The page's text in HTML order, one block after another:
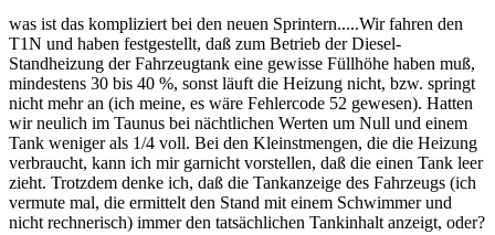
was ist das kompliziert bei den neuen Sprintern.....Wir fahren den
T1N und haben festgestellt, daß zum Betrieb der Diesel-
Standheizung der Fahrzeugtank eine gewisse Füllhöhe haben muß,
mindestens 30 bis 40 %, sonst läuft die Heizung nicht, bzw. springt
nicht mehr an (ich meine, es wäre Fehlercode 52 gewesen). Hatten
wir neulich im Taunus bei nächtlichen Werten um Null und einem
Tank weniger als 1/4 voll. Bei den Kleinstmengen, die die Heizung
verbraucht, kann ich mir garnicht vorstellen, daß die einen Tank leer
zieht. Trotzdem denke ich, daß die Tankanzeige des Fahrzeugs (ich
vermute mal, die ermittelt den Stand mit einem Schwimmer und
nicht rechnerisch) immer den tatsächlichen Tankinhalt anzeigt, oder?